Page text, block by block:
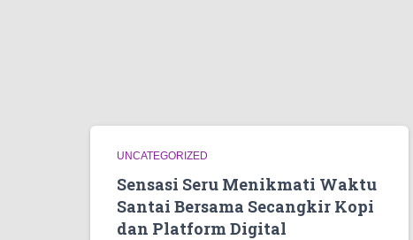
UNCATEGORIZED
Sensasi Seru Menikmati Waktu
Santai Bersama Secangkir Kopi
dan Platform Digital